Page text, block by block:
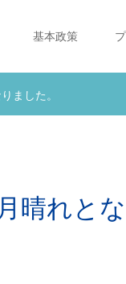
基本政策
ました。
晴れとな